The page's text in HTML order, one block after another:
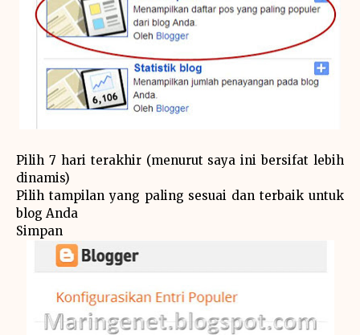
Pilih 7 hari terakhir (menurut saya ini bersifat lebih
dinamis)
Pilih tampilan yang paling sesuai dan terbaik untuk
blog Anda
Simpan